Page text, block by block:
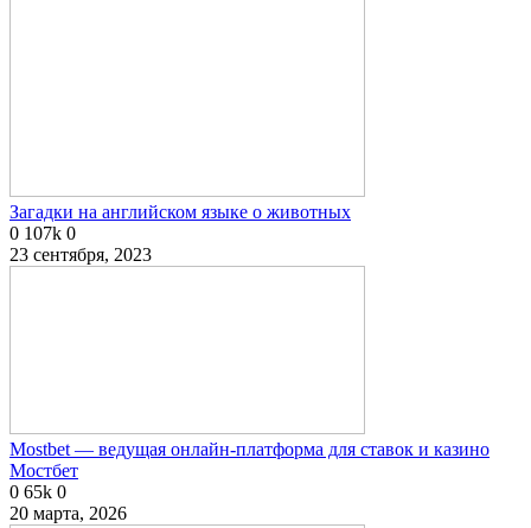
Загадки на английском языке о животных
0 107k 0
23 сентября, 2023
Mostbet — ведущая онлайн-платформа для ставок и казино
Мостбет
0 65k 0
20 марта, 2026